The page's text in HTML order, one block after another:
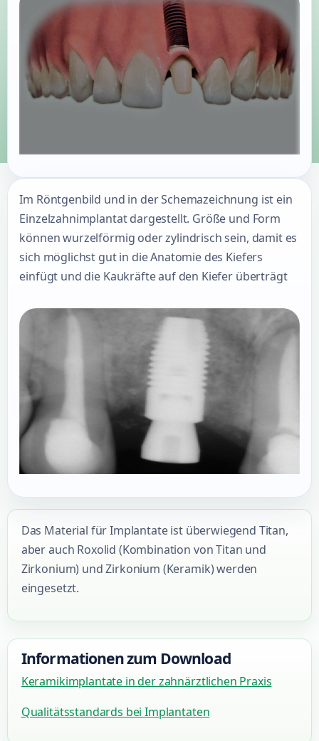
Im Röntgenbild und in der Schemazeichnung ist ein
Einzelzahnimplantat dargestellt. Größe und Form
können wurzelförmig oder zylindrisch sein, damit es
sich möglichst gut in die Anatomie des Kiefers
einfügt und die Kaukräfte auf den Kiefer überträgt
Das Material für Implantate ist überwiegend Titan,
aber auch Roxolid (Kombination von Titan und
Zirkonium) und Zirkonium (Keramik) werden
eingesetzt.
Informationen zum Download
Keramikimplantate in der zahnärztlichen Praxis
Qualitätsstandards bei Implantaten